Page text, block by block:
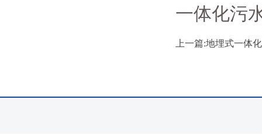
一体化污
上一篇:地埋式一体